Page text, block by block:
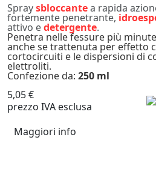
Spraysbloccantea rapida
fortemente penetrante,
attivo edetergente.
Penetra nelle fessure più
anche se trattenuta per effetto
cortocircuiti e le dispersioni di
elettroliti.
Confezione da: 250 ml
5,05 €
prezzo IVA esclusa
Maggiori info